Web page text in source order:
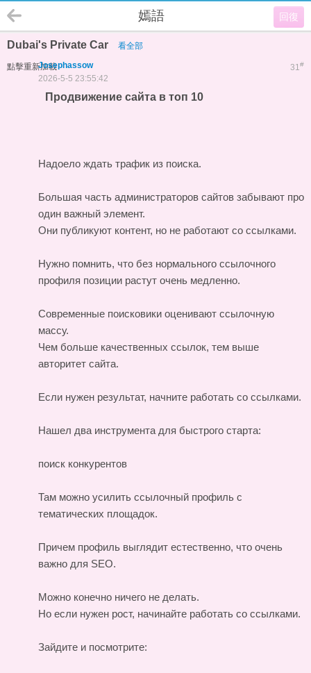
回復
嫣語
Dubai's Private Car 看全部
點擊重新加載 31#
Josephassow
2026-5-5 23:55:42
Продвижение сайта в топ 10
Надоело ждать трафик из поиска.
Большая часть администраторов сайтов забывают про
один важный элемент.
Они публикуют контент, но не работают со ссылками.
Нужно помнить, что без нормального ссылочного
профиля позиции растут очень медленно.
Современные поисковики оценивают ссылочную
массу.
Чем больше качественных ссылок, тем выше
авторитет сайта.
Если нужен результат, начните работать со ссылками.
Нашел два инструмента для быстрого старта:
поиск конкурентов
Там можно усилить ссылочный профиль с
тематических площадок.
Причем профиль выглядит естественно, что очень
важно для SEO.
Можно конечно ничего не делать.
Но если нужен рост, начинайте работать со ссылками.
Зайдите и посмотрите: